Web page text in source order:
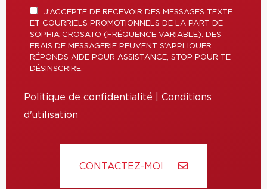
J’ACCEPTE DE RECEVOIR DES MESSAGES TEXTE
ET COURRIELS PROMOTIONNELS DE LA PART DE
SOPHIA CROSATO (FRÉQUENCE VARIABLE). DES
FRAIS DE MESSAGERIE PEUVENT S’APPLIQUER.
RÉPONDS AIDE POUR ASSISTANCE, STOP POUR TE
DÉSINSCRIRE.
Politique de confidentialité
Conditions
d'utilisation
CONTACTEZ-MOI